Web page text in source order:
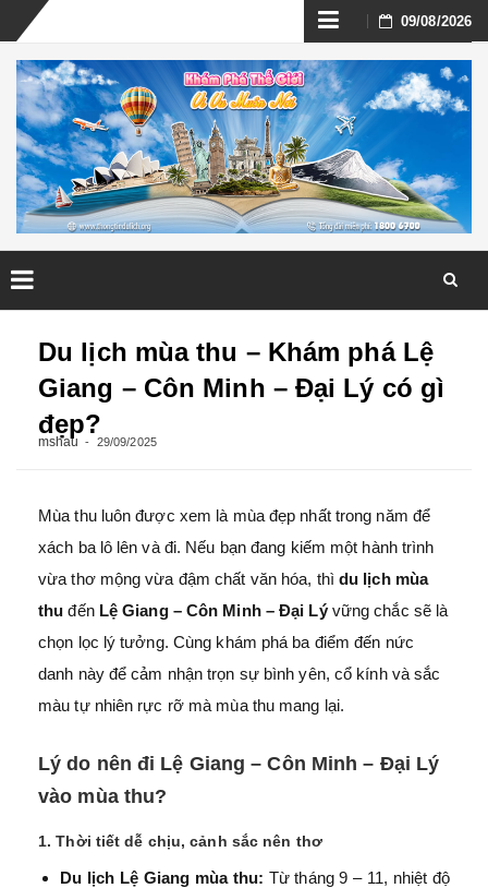
Skip
to
content
09/08/2026
Du lịch mùa thu – Khám phá Lệ
Giang – Côn Minh – Đại Lý có gì
đẹp?
mshau 29/09/2025
Mùa thu luôn được xem là mùa đẹp nhất trong năm để
xách ba lô lên và đi. Nếu bạn đang kiếm một hành trình
vừa thơ mộng vừa đậm chất văn hóa, thì du lịch mùa
thu đến Lệ Giang – Côn Minh – Đại Lý vững chắc sẽ là
chọn lọc lý tưởng. Cùng khám phá ba điểm đến nức
danh này để cảm nhận trọn sự bình yên, cổ kính và sắc
màu tự nhiên rực rỡ mà mùa thu mang lại.
Lý do nên đi Lệ Giang – Côn Minh – Đại Lý
vào mùa thu?
1. Thời tiết dễ chịu, cảnh sắc nên thơ
Du lịch Lệ Giang mùa thu: Từ tháng 9 – 11, nhiệt độ